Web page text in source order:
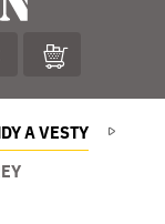
A VESTY